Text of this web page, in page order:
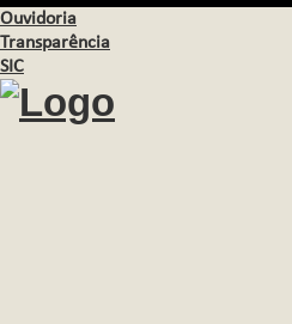
Ouvidoria
Transparência
SIC